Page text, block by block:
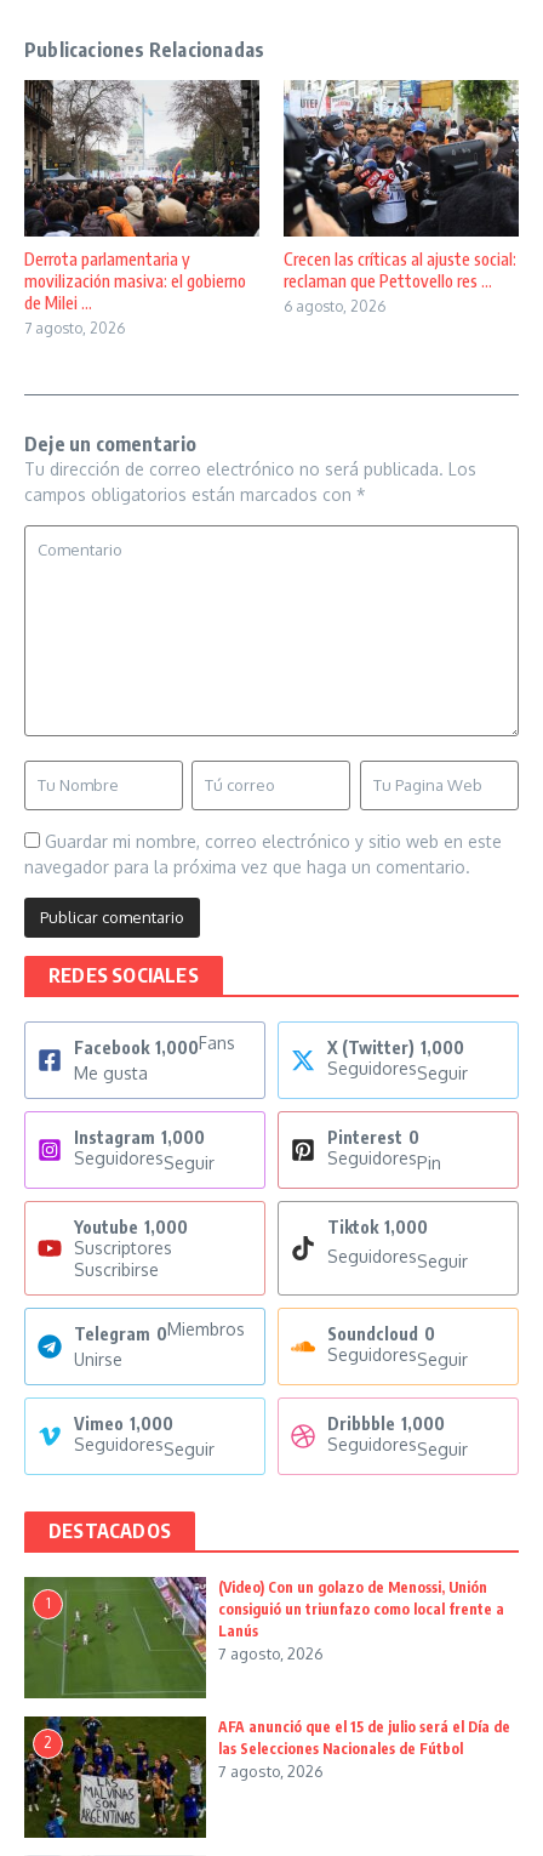
Publicaciones Relacionadas
Derrota parlamentaria y
movilización masiva: el gobierno
de Milei ...
7 agosto, 2026
Crecen las críticas al ajuste social:
reclaman que Pettovello res ...
6 agosto, 2026
Deje un comentario
Tu dirección de correo electrónico no será publicada. Los
campos obligatorios están marcados con *
Guardar mi nombre, correo electrónico y sitio web en este
navegador para la próxima vez que haga un comentario.
REDES SOCIALES
Facebook 1,000Fans
Me gusta
X (Twitter) 1,000
SeguidoresSeguir
Instagram 1,000
SeguidoresSeguir
Pinterest 0
SeguidoresPin
Youtube 1,000
Suscriptores
Suscribirse
Tiktok 1,000
SeguidoresSeguir
Telegram 0Miembros
Unirse
Soundcloud 0
SeguidoresSeguir
Vimeo 1,000
SeguidoresSeguir
Dribbble 1,000
SeguidoresSeguir
DESTACADOS
1
(Video) Con un golazo de Menossi, Unión
consiguió un triunfazo como local frente a
Lanús
7 agosto, 2026
2
AFA anunció que el 15 de julio será el Día de
las Selecciones Nacionales de Fútbol
7 agosto, 2026